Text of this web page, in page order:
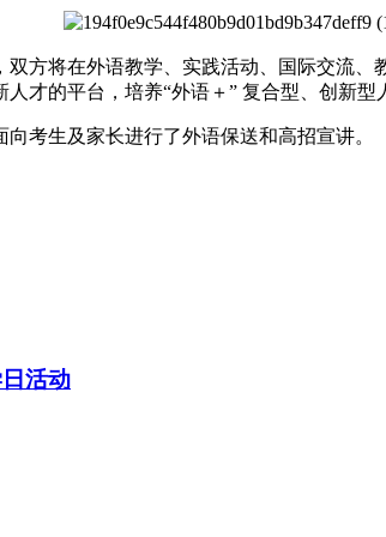
方将在外语教学、实践活动、国际交流
才的平台，培养“外语＋” 复合型、创新型
考生及家长进行了外语保送和高招宣讲。
活动